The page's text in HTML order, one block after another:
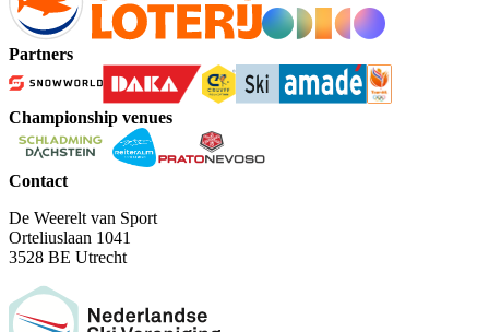
Partners
Championship venues
Contact
De Weerelt van Sport
Orteliuslaan 1041
3528 BE Utrecht